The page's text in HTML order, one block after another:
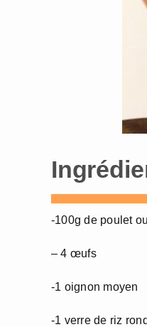
-100g de poulet
– 4 œufs
-1 oignon moyen
-1 verre de riz